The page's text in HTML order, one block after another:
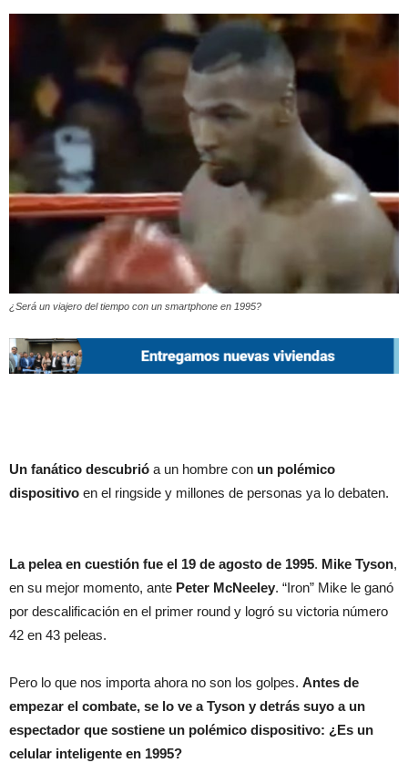
¿Será un viajero del tiempo con un smartphone en 1995?
Un fanático descubrió a un hombre con un polémico
dispositivo en el ringside y millones de personas ya lo debaten.
La pelea en cuestión fue el 19 de agosto de 1995. Mike Tyson,
en su mejor momento, ante Peter McNeeley. “Iron” Mike le ganó
por descalificación en el primer round y logró su victoria número
42 en 43 peleas.
Pero lo que nos importa ahora no son los golpes. Antes de
empezar el combate, se lo ve a Tyson y detrás suyo a un
espectador que sostiene un polémico dispositivo: ¿Es un
celular inteligente en 1995?